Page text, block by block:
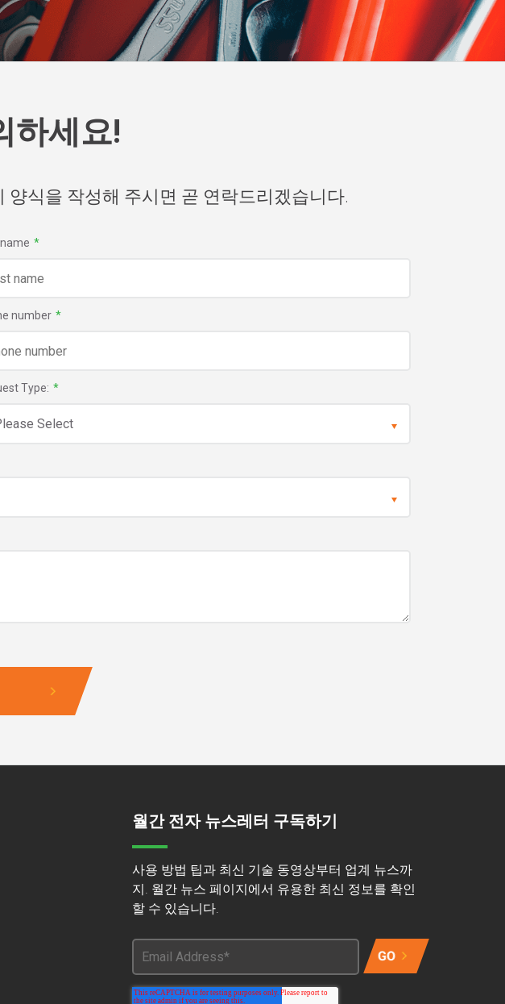
하세요!
식을 작성해 주시면 곧 연락드리겠습니다.
*
number *
Type: *
월간 전자 뉴스레터 구독하기
사용 방법 팁과 최신 기술 동영상부터 업계 뉴스까
지. 월간 뉴스 페이지에서 유용한 최신 정보를 확인
할 수 있습니다.